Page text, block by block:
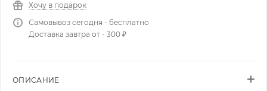
Хочу в подарок
Самовывоз сегодня - бесплатно
Доставка завтра от - 300 ₽
ОПИСАНИЕ